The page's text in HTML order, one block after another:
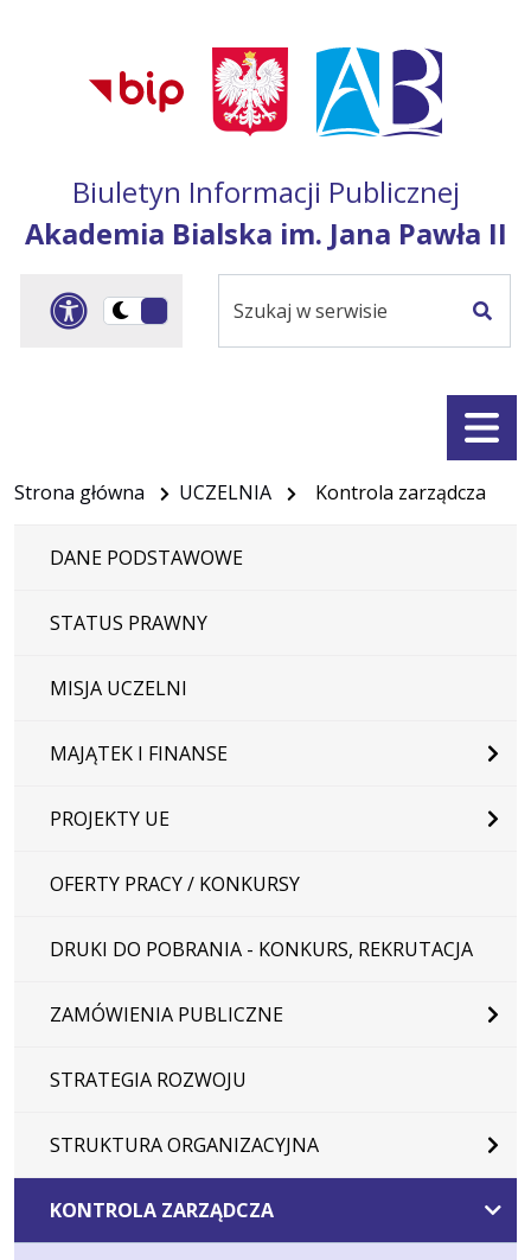
Przejdź do
głównego menu
Przejdź do treści
Przejdź do mapy
serwisu
Biuletyn Informacji Publicznej
Akademia Bialska im. Jana Pawła II
Panel dostosowania
Przełącz
serwisie
Menu
Strona główna UCZELNIA Kontrola zarządcza
DANE PODSTAWOWE
STATUS PRAWNY
MISJA UCZELNI
MAJĄTEK I FINANSE
PROJEKTY UE
OFERTY PRACY / KONKURSY
DRUKI DO POBRANIA - KONKURS, REKRUTACJA
ZAMÓWIENIA PUBLICZNE
STRATEGIA ROZWOJU
STRUKTURA ORGANIZACYJNA
KONTROLA ZARZĄDCZA